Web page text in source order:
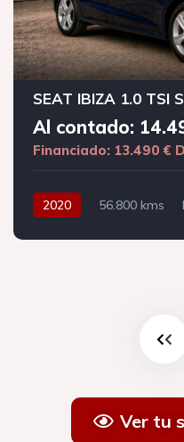
SEAT IBIZA 1.0 TSI
Al contado:
Financiado: 13.490 €
2020 56.800 kms
Ver tu